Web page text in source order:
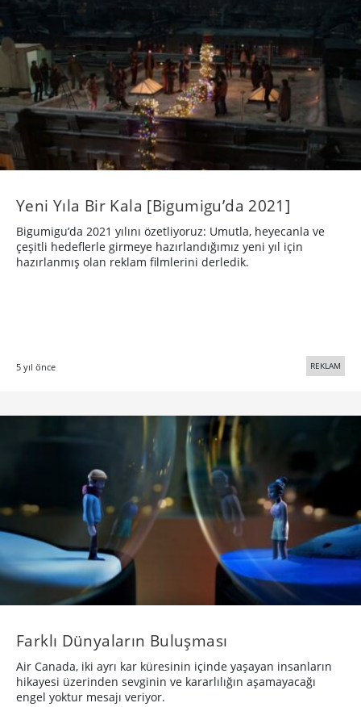
Yeni Yıla Bir Kala [Bigumigu’da 2021]
Bigumigu’da 2021 yılını özetliyoruz: Umutla, heyecanla ve
çeşitli hedeflerle girmeye hazırlandığımız yeni yıl için
hazırlanmış olan reklam filmlerini derledik.
5 yıl önce REKLAM
Farklı Dünyaların Buluşması
Air Canada, iki ayrı kar küresinin içinde yaşayan insanların
hikayesi üzerinden sevginin ve kararlılığın aşamayacağı
engel yoktur mesajı veriyor.